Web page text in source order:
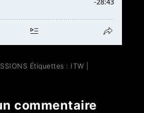
Étiquettes : ITW
commentaire